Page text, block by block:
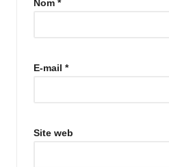
Nom *
E-mail *
Site web